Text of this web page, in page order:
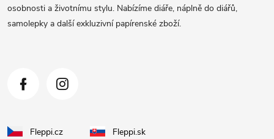
osobnosti a životnímu stylu. Nabízíme diáře, náplně do diářů,
samolepky a další exkluzivní papírenské zboží.
Fleppi.cz Fleppi.sk